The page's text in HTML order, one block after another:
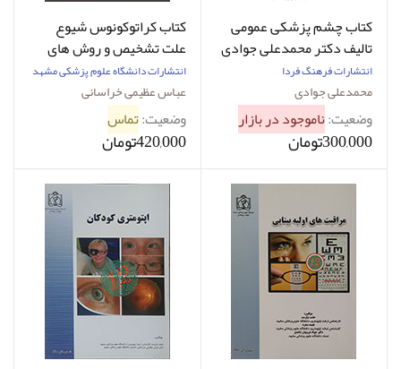
کتاب چشم پزشکی عمومی
تالیف دکتر محمدعلی جوادی
انتشارات فرهنگ فردا
محمدعلی جوادی
وضعیت:ناموجود در بازار
300,000تومان
کتاب کراتوکونوس شیوع
علت تشخیص و روش‌ های
درمان پروفسور عباس
عظیمی خراسانی
انتشارات دانشگاه علوم پزشکی مشهد
عباس عظیمی خراسانی
وضعیت:تماس
420,000تومان